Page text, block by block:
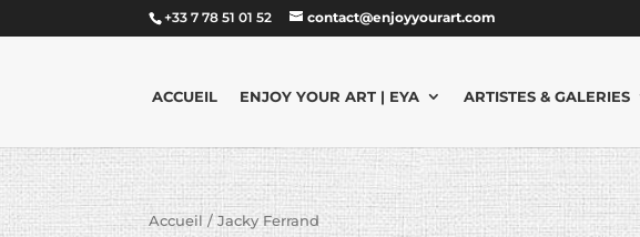
+33 7 78 51 01 52 contact@enjoyyourart.com
ACCUEIL ENJOY YOUR ART | EYA ARTISTES & GALERIES
Accueil / Jacky Ferrand